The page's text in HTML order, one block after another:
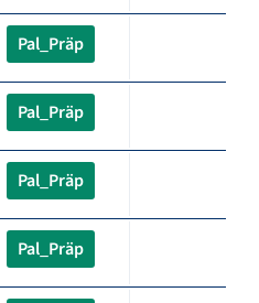
Pal_Präp
Pal_Präp
Pal_Präp
Pal_Präp